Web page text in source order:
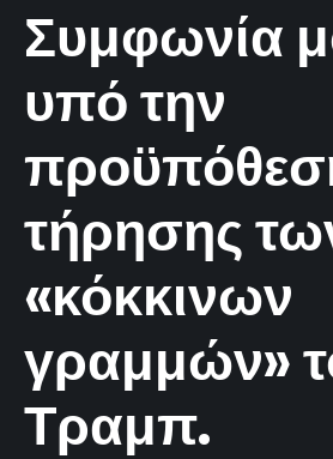
Συμφωνία
υπό την
τήρησης
«κόκκινων
γραμμών»
Τραμπ.